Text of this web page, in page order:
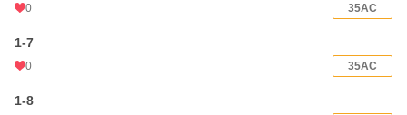
週間ポイント
月間ポイント
累計ポイント
0 35AC
1-7
0 35AC
1-8